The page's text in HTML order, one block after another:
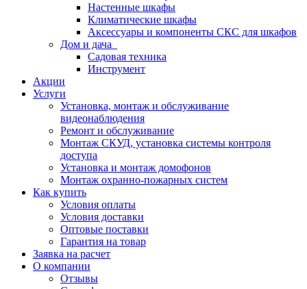
Настенные шкафы
Климатические шкафы
Аксессуары и компоненты СКС для шкафов
Дом и дача
Садовая техника
Инструмент
Акции
Услуги
Установка, монтаж и обслуживание
видеонаблюдения
Ремонт и обслуживание
Монтаж СКУД, установка системы контроля
доступа
Установка и монтаж домофонов
Монтаж охранно-пожарных систем
Как купить
Условия оплаты
Условия доставки
Оптовые поставки
Гарантия на товар
Заявка на расчет
О компании
Отзывы